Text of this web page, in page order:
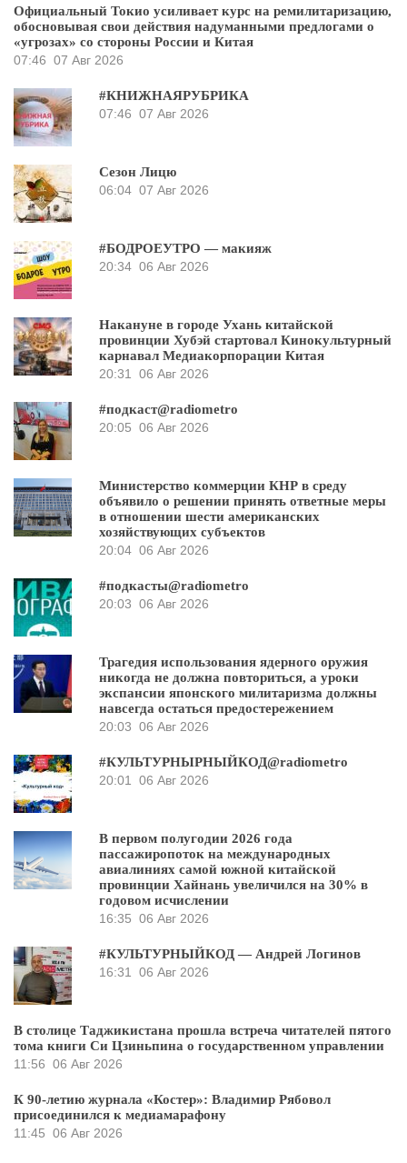
Официальный Токио усиливает курс на ремилитаризацию,
обосновывая свои действия надуманными предлогами о
«угрозах» со стороны России и Китая
07:46 07 Авг 2026
#КНИЖНАЯРУБРИКА
07:46 07 Авг 2026
Сезон Лицю
06:04 07 Авг 2026
#БОДРОЕУТРО — макияж
20:34 06 Авг 2026
Накануне в городе Ухань китайской
провинции Хубэй стартовал Кинокультурный
карнавал Медиакорпорации Китая
20:31
06 Авг 2026
#подкаст@radiometro
20:05 06 Авг 2026
Министерство коммерции КНР в среду
объявило о решении принять ответные меры
в отношении шести американских
хозяйствующих субъектов
20:04 06 Авг 2026
#подкасты@radiometro
20:03 06 Авг 2026
Трагедия использования ядерного оружия
никогда не должна повториться, а уроки
экспансии японского милитаризма должны
навсегда остаться предостережением
20:03 06 Авг 2026
#КУЛЬТУРНЫРНЫЙКОД@radiometro
20:01
06 Авг 2026
В первом полугодии 2026 года
пассажиропоток на международных
авиалиниях самой южной китайской
провинции Хайнань увеличился на 30% в
годовом исчислении
16:35 06 Авг 2026
#КУЛЬТУРНЫЙКОД — Андрей Логинов
16:31
06 Авг 2026
В столице Таджикистана прошла встреча читателей пятого
тома книги Си Цзиньпина о государственном управлении
11:56 06 Авг 2026
К 90-летию журнала «Костер»: Владимир Рябовол
присоединился к медиамарафону
11:45 06 Авг 2026